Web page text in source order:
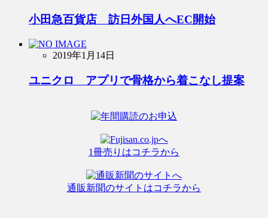
小田急百貨店 訪日外国人へEC開始
2019年1月14日
ユニクロ アプリで骨格から着こなし提案
1冊売りはコチラから
通販新聞のサイトはコチラから